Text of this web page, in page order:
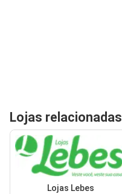
Lojas relacionadas
Lojas Lebes